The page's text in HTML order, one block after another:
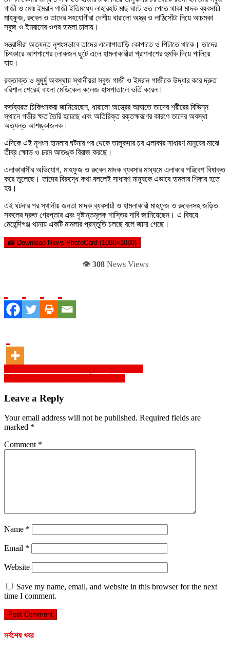
গাজী ও মোঃ ইমরান গাজী ইতিমধ্যে লাহারহাট মাছ ঘাটে ওত পেতে থাকা মাদক ব্যবসায়ী
মাহফুজ, রুবেল ও তাদের সহযোগীরা দেশীয় ধারালো অস্ত্র ও লাঠিসোঁটা নিয়ে আচমকা
সবুজ ও ইমরানের ওপর হামলা চালায়।
সন্ত্রাসীরা অত্যন্ত নৃশংসভাবে তাদের এলোপাতাড়ি কোপাতে ও পিটাতে থাকে। তাদের
চিৎকারে আশপাশের লোকজন ছুটে এলে হামলাকারীরা প্রাণনাশের হুমকি দিয়ে পালিয়ে
যায়।
রক্তাক্ত ও মুমূর্ষু অবস্থায় স্থানীয়রা সবুজ গাজী ও ইমরান গাজীকে উদ্ধার করে দ্রুত
বরিশাল শেরেই বাংলা মেডিকেল কলেজ হাসপাতালে ভর্তি করেন।
কর্তব্যরত চিকিৎসকরা জানিয়েছেন, ধারালো অস্ত্রের আঘাতে তাদের শরীরের বিভিন্ন
স্থানে গভীর ক্ষত তৈরি হয়েছে এবং অতিরিক্ত রক্তক্ষরণের কারণে তাদের অবস্থা
অত্যন্ত আশঙ্কাজনক।
এদিকে এই নৃশংস হামলার ঘটনার পর থেকে তালুকদার চর এলাকার সাধারণ মানুষের মাঝে
তীব্র ক্ষোভ ও চরম আতঙ্ক বিরাজ করছে।
এলাকাবাসীর অভিযোগ, মাহফুজ ও রুবেল মাদক ব্যবসার মাধ্যমে এলাকার পরিবেশ বিষাক্ত
করে তুলেছে। তাদের বিরুদ্ধে কথা বললেই সাধারণ মানুষকে এভাবে হামলার শিকার হতে
হয়।
এই ঘটনার পর স্থানীয় জনতা মাদক ব্যবসায়ী ও হামলাকারী মাহফুজ ও রুবেলসহ জড়িত
সকলের দ্রুত গ্রেপ্তার এবং দৃষ্টান্তমূলক শাস্তির দাবি জানিয়েছেন। এ বিষয়ে
মেহেন্দিগঞ্জ থানায় একটি মামলার প্রস্তুতি চলছে বলে জানা গেছে।
📸 Download News PhotoCard (1080×1080)
👁️ 308News Views
Post
navigation
Leave a Reply
Your email address will not be published. Required fields are
marked *
Comment *
Name *
Email *
Website
Save my name, email, and website in this browser for the next
time I comment.
সর্বশেষ খবর